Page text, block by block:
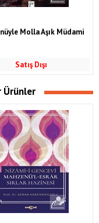
Molla Aşık Müdami
Satış Dışı
Ürünler